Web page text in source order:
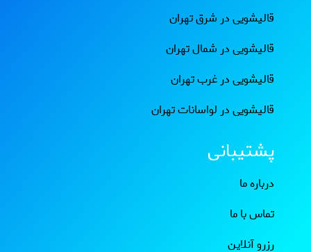
قالیشویی در شرق تهران
قالیشویی در شمال تهران
قالیشویی در غرب تهران
قالیشویی در لواسانات تهران
پشتیبانی
درباره ما
تماس با ما
رزرو آنلاین